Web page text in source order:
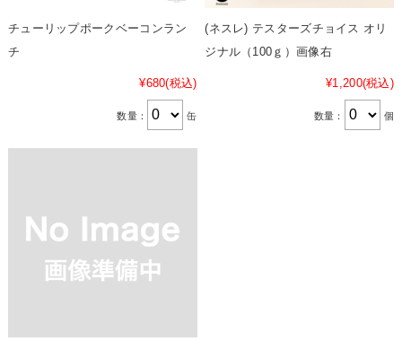
チューリップポークベーコンラン
チ
¥680(税込)
数量： 缶
(ネスレ) テスターズチョイス オリ
ジナル（100ｇ）画像右
¥1,200(税込)
数量： 個